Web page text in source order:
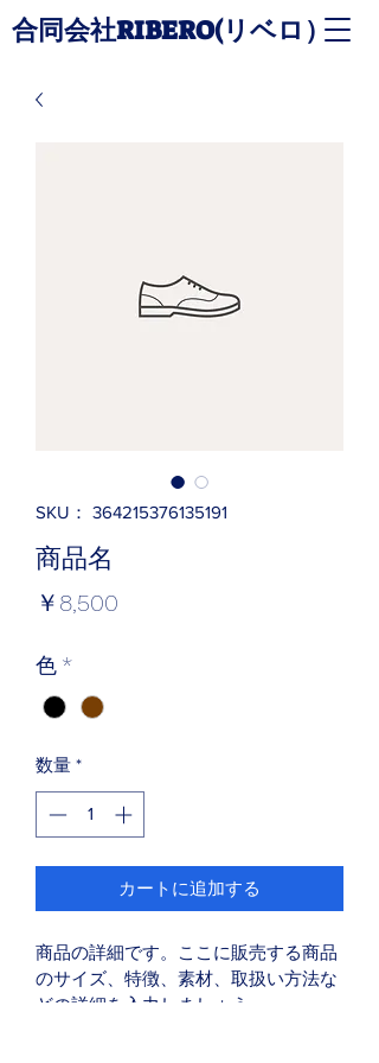
​合同会社RIBERO(リベロ）
SKU： 364215376135191
商品名
￥8,500
色 *
数量 *
カートに追加する
商品の詳細です。ここに販売する商品
のサイズ、特徴、素材、取扱い方法な
どの詳細を入力しましょう。